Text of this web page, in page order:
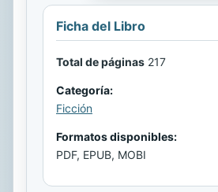
Ficha del Libro
Total de páginas 217
Categoría:
Ficción
Formatos disponibles:
PDF, EPUB, MOBI